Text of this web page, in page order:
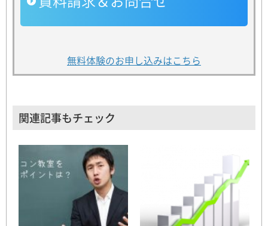
無料体験のお申し込みはこちら
関連記事もチェック